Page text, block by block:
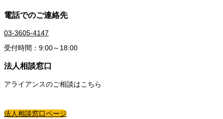
電話でのご連絡先
03-3605-4147
受付時間：9:00～18:00
法人相談窓口
アライアンスのご相談はこちら
法人相談窓口ページ